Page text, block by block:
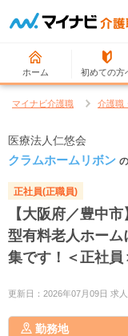
ホーム 初めての方
マイナビ介護職 介護職
医療法人仁悠会
クラムホームリボン
正社員(正職員)
【大阪府／豊中
型有料老人ホー
集です！＜正社員
更新日：2026年07月09日 求
勤務地